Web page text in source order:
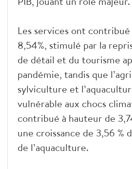
Les services ont
8,54%, stimulé par la
de détail et du tourisme
pandémie, tandis que
sylviculture et
vulnérable aux chocs
contribué à hauteur de
une croissance de 3,56 %
de l’aquaculture.